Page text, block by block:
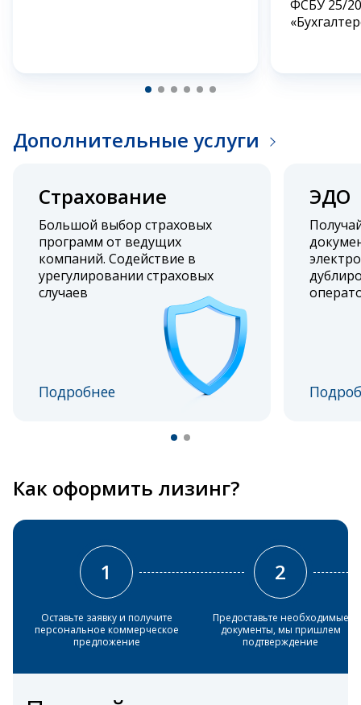
ФСБУ 25/
Дополнительные услуги
Страхование
Большой выбор страховых
программ от ведущих
компаний. Содействие в
урегулировании страховых
случаев
Подробнее
ЭДО
Как оформить лизинг?
1
Оставьте заявку и получите
персональное коммерческое
предложение
2
Предоставьте необходимые
документы, мы пришлем
подтверждение